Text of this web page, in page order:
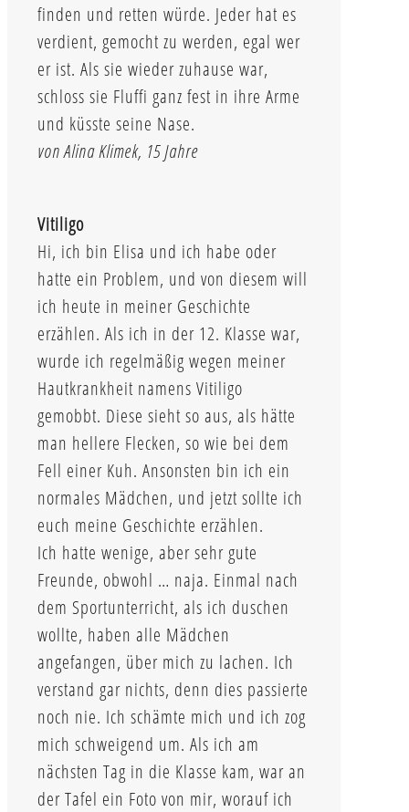
finden und retten würde. Jeder hat es
verdient, gemocht zu werden, egal wer
er ist. Als sie wieder zuhause war,
schloss sie Fluffi ganz fest in ihre Arme
und küsste seine Nase.
von Alina Klimek, 15 Jahre
Vitiligo
Hi, ich bin Elisa und ich habe oder
hatte ein Problem, und von diesem will
ich heute in meiner Geschichte
erzählen. Als ich in der 12. Klasse war,
wurde ich regelmäßig wegen meiner
Hautkrankheit namens Vitiligo
gemobbt. Diese sieht so aus, als hätte
man hellere Flecken, so wie bei dem
Fell einer Kuh. Ansonsten bin ich ein
normales Mädchen, und jetzt sollte ich
euch meine Geschichte erzählen.
Ich hatte wenige, aber sehr gute
Freunde, obwohl … naja. Einmal nach
dem Sportunterricht, als ich duschen
wollte, haben alle Mädchen
angefangen, über mich zu lachen. Ich
verstand gar nichts, denn dies passierte
noch nie. Ich schämte mich und ich zog
mich schweigend um. Als ich am
nächsten Tag in die Klasse kam, war an
der Tafel ein Foto von mir, worauf ich